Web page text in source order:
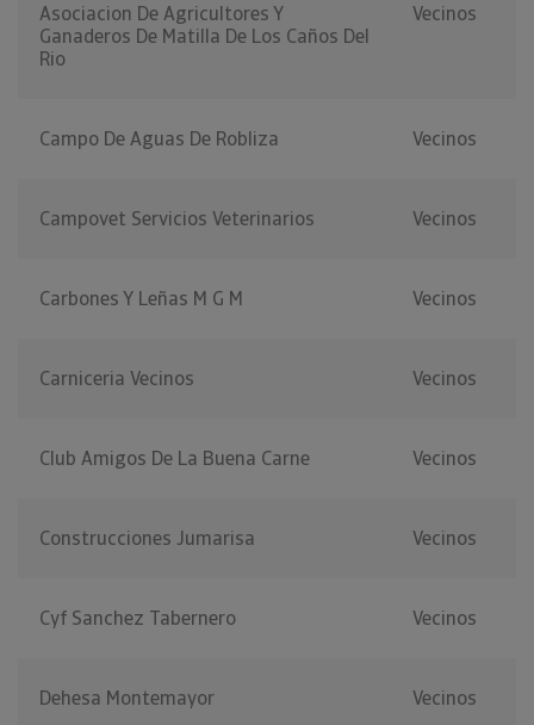
Asociacion De Agricultores Y
Ganaderos De Matilla De Los Caños Del
Rio
Vecinos
Campo De Aguas De Robliza Vecinos
Campovet Servicios Veterinarios Vecinos
Carbones Y Leñas M G M Vecinos
Carniceria Vecinos Vecinos
Club Amigos De La Buena Carne Vecinos
Construcciones Jumarisa Vecinos
Cyf Sanchez Tabernero Vecinos
Dehesa Montemayor Vecinos